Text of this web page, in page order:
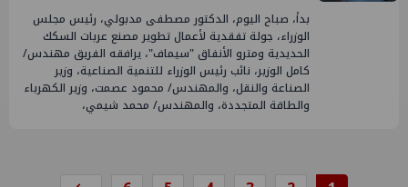
بدأ، صباح اليوم، الدكتور مصطفى مدبولي، رئيس مجلس
الوزراء، جولة تفقدية لأعمال تطوير مصنع عربات السكك
الحديدية ومترو الأنفاق "سيماف"، يرافقه الفريق مهندس/
كامل الوزير، نائب رئيس الوزراء للتنمية الصناعية، وزير
الصناعة والنقل، والمهندس/ محمود عصمت، وزير الكهرباء
والطاقة المتجددة، والمهندس/ محمد شيمي،